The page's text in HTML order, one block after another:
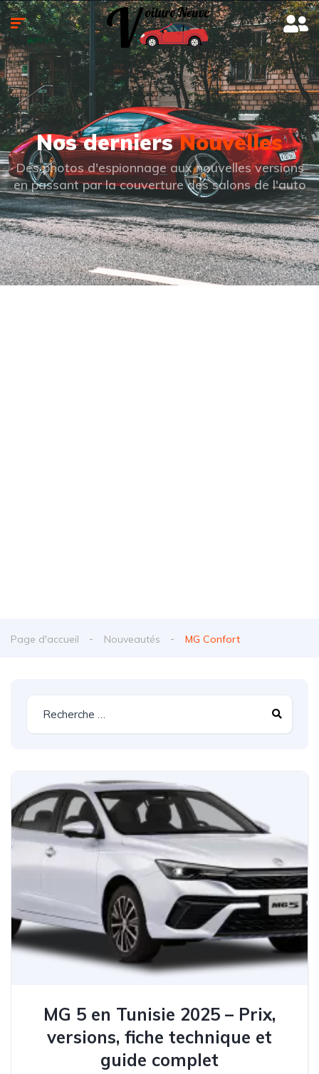
Nos derniersNouvelles
Des photos d'espionnage aux nouvelles versions
en passant par la couverture des salons de l'auto
Page d'accueil Nouveautés MG Confort
MG 5 en Tunisie 2025 – Prix,
versions, fiche technique et
guide complet